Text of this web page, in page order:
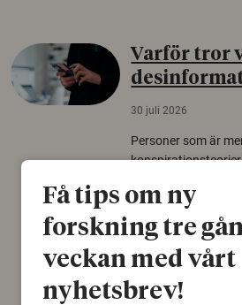
Varför tror
30 juli 2026
Personer som är
från
europeiska länder.
Säkerhetspolitik
Få tips om ny
forskning tre
veckan med vårt
nyhetsbrev!